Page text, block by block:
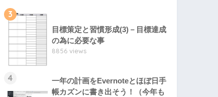
3
目標策定と習慣形成(3)－目標達成
の為に必要な事
8856 views
4
一年の計画をEvernoteとほぼ日手
帳カズンに書き出そう！（今年も